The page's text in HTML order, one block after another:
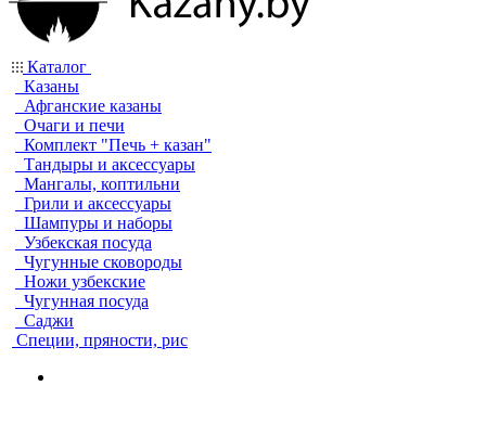
Каталог
Казаны
Афганские казаны
Очаги и печи
Комплект "Печь + казан"
Тандыры и аксессуары
Мангалы, коптильни
Грили и аксессуары
Шампуры и наборы
Узбекская посуда
Чугунные сковороды
Ножи узбекские
Чугунная посуда
Саджи
Специи, пряности, рис